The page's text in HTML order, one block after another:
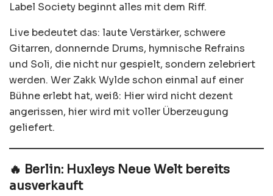
Label Society beginnt alles mit dem Riff.
Live bedeutet das: laute Verstärker, schwere
Gitarren, donnernde Drums, hymnische Refrains
und Soli, die nicht nur gespielt, sondern zelebriert
werden. Wer Zakk Wylde schon einmal auf einer
Bühne erlebt hat, weiß: Hier wird nicht dezent
angerissen, hier wird mit voller Überzeugung
geliefert.
🔥 Berlin: Huxleys Neue Welt bereits
ausverkauft